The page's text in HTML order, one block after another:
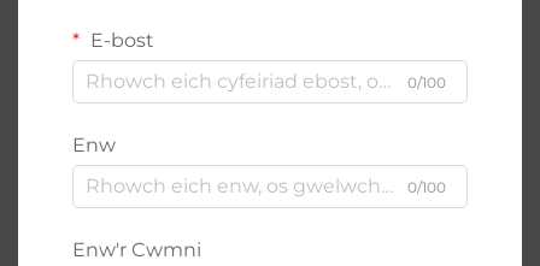
E-bost
0/100
Enw
0/100
Enw'r Cwmni